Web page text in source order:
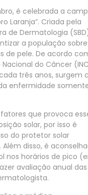
é celebrada a
Laranja”. Criada pela
de Dermatologia
a população
de pele. De acordo
do Câncer
três anos, surgem
enfermidade
que provoca
solar, por isso é
do protetor solar
disso, é
nos horários de pico
avaliação anual das